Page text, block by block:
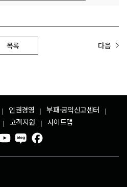
목록 다음
인권경영
부패·공익신고센터
고객지원 사이트맵